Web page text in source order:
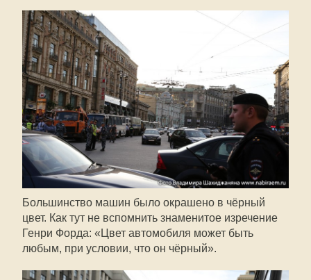
Большинство машин было окрашено в чёрный
цвет. Как тут не вспомнить знаменитое изречение
Генри Форда: «Цвет автомобиля может быть
любым, при условии, что он чёрный».